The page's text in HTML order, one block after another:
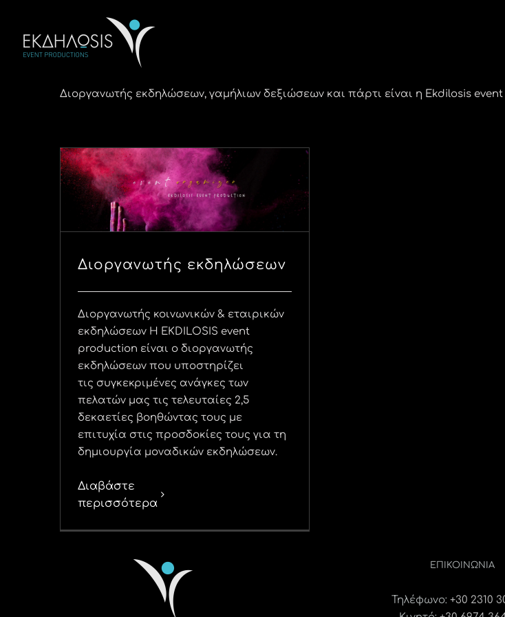
περιεχόμενο
Διοργανωτής εκδηλώσεων, γαμήλιων δεξιώσεων και πάρτι είναι η Ekdilosis
Διοργανωτής εκδηλώσεων
Διοργανωτής κοινωνικών & εταιρικών
εκδηλώσεων Η EKDILOSIS event
production είναι ο διοργανωτής
εκδηλώσεων που υποστηρίζει
τις συγκεκριμένες ανάγκες των
πελατών μας τις τελευταίες 2,5
δεκαετίες βοηθώντας τους με
επιτυχία στις προσδοκίες τους για τη
δημιουργία μοναδικών εκδηλώσεων.
Διαβάστε
περισσότερα
ΕΠΙΚΟΙΝΩΝΊΑ
Τηλέφωνο: +30 2310